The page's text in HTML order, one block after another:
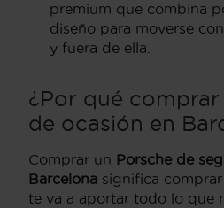
premium que combina
diseño para moverse
y fuera de ella.
¿Por qué
de ocasión en
Comprar un Porsche de
Barcelona significa
te va a aportar todo lo que